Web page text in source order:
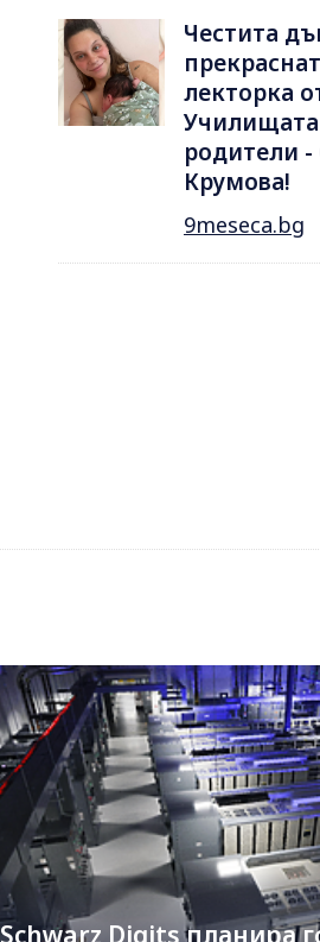
Честита
лекторка
Училищата
родители
Крумова!
9meseca.bg
Schwarz Digits планира